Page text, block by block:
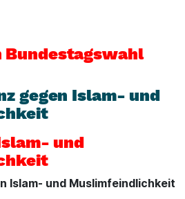
Bundestagswahl
gegen Islam- und
und
Islam- und Muslimfeindlichkeit